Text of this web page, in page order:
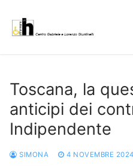
contenuto
Toscana, la
anticipi dei
Indipendente
SIMONA 4 NOVEMBRE 2024